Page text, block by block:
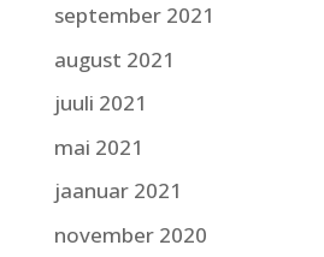
september 2021
august 2021
juuli 2021
mai 2021
jaanuar 2021
november 2020